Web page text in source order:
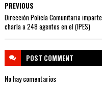
PREVIOUS
Dirección Policía Comunitaria imparte
charla a 248 agentes en el (IPES)
POST COMMENT
No hay comentarios